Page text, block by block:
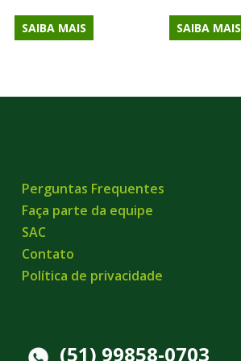
SAIBA MAIS SAIBA MAIS
Perguntas Frequentes
Faça parte da equipe
SAC
Contato
Política de privacidade
(51) 99858-0703